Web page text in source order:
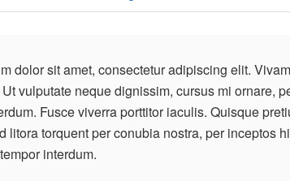
dolor sit amet, consectetur adipiscing elit.
vulputate neque dignissim, cursus mi ornare,
Fusce viverra porttitor iaculis. Quisque
litora torquent per conubia nostra, per inceptos
interdum.